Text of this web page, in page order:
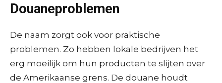
Douaneproblemen
De naam zorgt ook voor praktische
problemen. Zo hebben lokale bedrijven het
erg moeilijk om hun producten te slijten over
de Amerikaanse grens. De douane houdt